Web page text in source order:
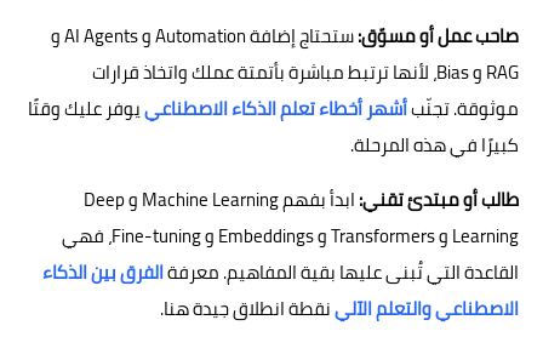
صاحب عمل أو مسوّق:
ستحتاج إضافة Automation و AI Agents و
RAG و Bias، لأنها ترتبط مباشرة بأتمتة عملك واتخاذ قرارات
موثوقة. تجنّبأشهر أخطاء تعلم الذكاء الاصطناعييوفر عليك وقتًا
كبيرًا في هذه المرحلة.
طالب أو مبتدئ تقني:
ابدأ بفهم Machine Learning و Deep
Learning و Transformers و Embeddings و Fine-tuning، فهي
القاعدة التي تُبنى عليها بقية المفاهيم. معرفةالفرق بين الذكاء
الاصطناعي والتعلم الآلينقطة انطلاق جيدة هنا.